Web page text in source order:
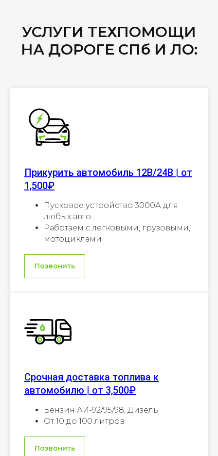
УСЛУГИ ТЕХПОМОЩИ
НА ДОРОГЕ СПб И ЛО:
Прикурить автомобиль 12В/24В | от
1,500₽
Пусковое устройство 3000А для
любых авто
Работаем с легковыми, грузовыми,
мотоциклами
Позвонить
Срочная доставка топлива к
автомобилю | от 3,500₽
Бензин АИ-92/95/98, Дизель
От 10 до 100 литров
Позвонить